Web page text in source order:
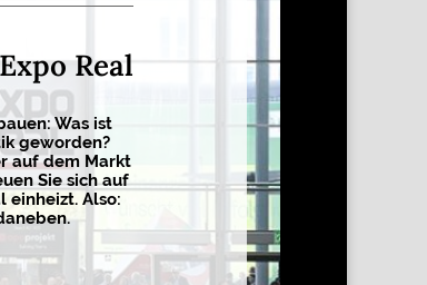
Real
Was ist
geworden?
auf dem Markt
Sie sich auf
einheizt. Also: